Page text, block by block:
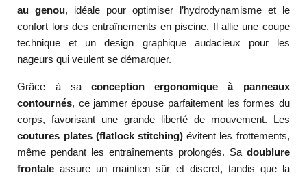
au genou, idéale pour optimiser l’hydrodynamisme et le
confort lors des entraînements en piscine. Il allie une coupe
technique et un design graphique audacieux pour les
nageurs qui veulent se démarquer.
Grâce à sa conception ergonomique à panneaux
contournés, ce jammer épouse parfaitement les formes du
corps, favorisant une grande liberté de mouvement. Les
coutures plates (flatlock stitching) évitent les frottements,
même pendant les entraînements prolongés. Sa doublure
frontale assure un maintien sûr et discret, tandis que la